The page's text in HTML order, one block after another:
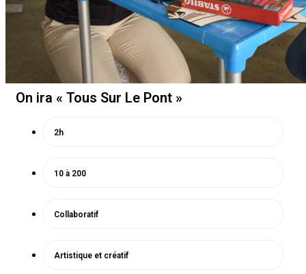
On ira « Tous Sur Le Pont »
2h
10 à 200
Collaboratif
Artistique et créatif